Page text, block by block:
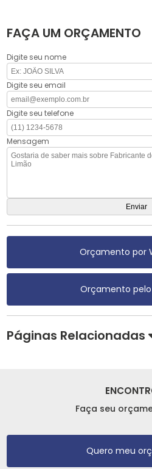
FAÇA UM ORÇAMENTO
Digite seu nome
Digite seu email
Digite seu telefone
Mensagem
Orçamento por
Orçamento
Páginas Relacionadas
Faça seu
Quero meu